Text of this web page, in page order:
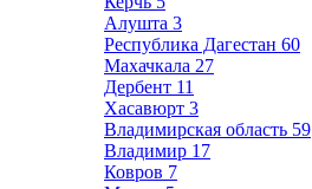
Алушта 3
Республика Дагестан 60
Махачкала 27
Дербент 11
Хасавюрт 3
Владимирская область 59
Владимир 17
Ковров 7